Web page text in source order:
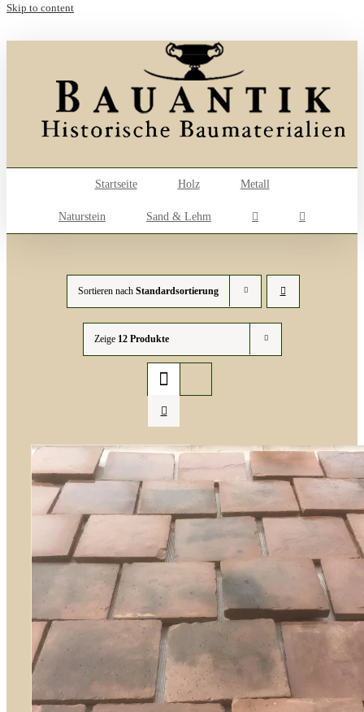
Skip to content
Startseite Holz Metall
Naturstein Sand & Lehm
Sortieren nach Standardsortierung
Zeige 12 Produkte